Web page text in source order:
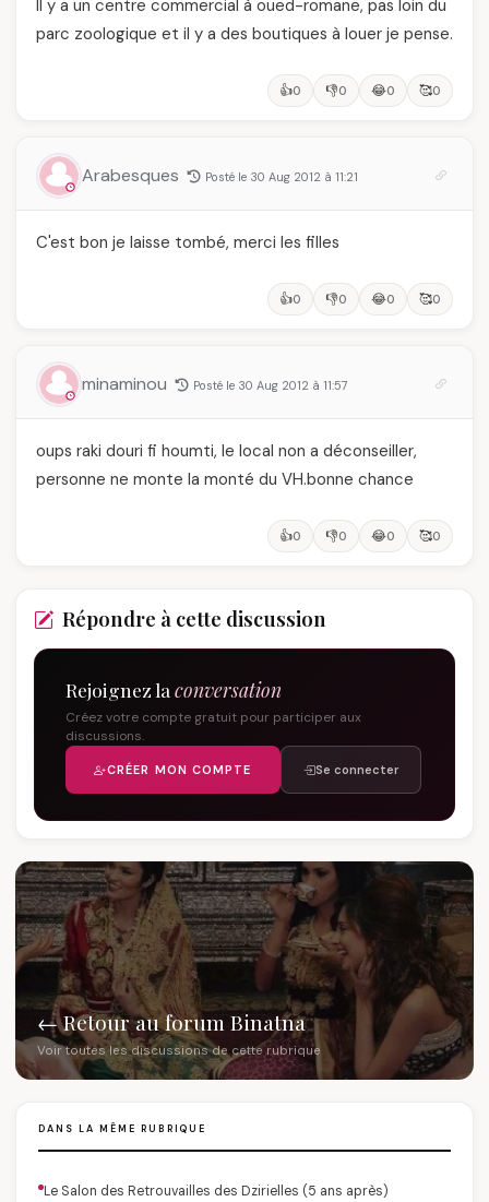
Il y a un centre commercial à oued-romane, pas loin du
parc zoologique et il y a des boutiques à louer je pense.
👍0 👎0 😂0 🥰0
Arabesques Posté le 30 Aug 2012 à 11:21
C'est bon je laisse tombé, merci les filles
👍0 👎0 😂0 🥰0
minaminou Posté le 30 Aug 2012 à 11:57
oups raki douri fi houmti, le local non a déconseiller,
personne ne monte la monté du VH.bonne chance
👍0 👎0 😂0 🥰0
Répondre à cette discussion
Rejoignez la conversation
Créez votre compte gratuit pour participer aux
discussions.
CRÉER MON COMPTE Se connecter
← Retour au forum Binatna
Voir toutes les discussions de cette rubrique
DANS LA MÊME RUBRIQUE
Le Salon des Retrouvailles des Dzirielles (5 ans après)